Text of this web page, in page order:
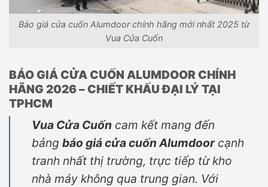
Báo giá cửa cuốn Alumdoor chính hãng mới nhất 2025 từ
Vua Cửa Cuốn
BÁO GIÁ CỬA CUỐN ALUMDOOR CHÍNH
HÃNG 2026 – CHIẾT KHẤU ĐẠI LÝ TẠI
TPHCM
Vua Cửa Cuốn cam kết mang đến
bảng báo giá cửa cuốn Alumdoorcạnh
tranh nhất thị trường, trực tiếp từ kho
nhà máy không qua trung gian. Với